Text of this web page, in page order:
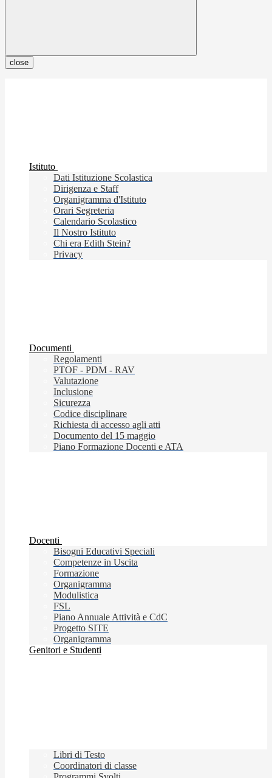
close
Istituto
Dati Istituzione Scolastica
Dirigenza e Staff
Organigramma d'Istituto
Orari Segreteria
Calendario Scolastico
Il Nostro Istituto
Chi era Edith Stein?
Privacy
Documenti
Regolamenti
PTOF - PDM - RAV
Valutazione
Inclusione
Sicurezza
Codice disciplinare
Richiesta di accesso agli atti
Documento del 15 maggio
Piano Formazione Docenti e ATA
Docenti
Bisogni Educativi Speciali
Competenze in Uscita
Formazione
Organigramma
Modulistica
FSL
Piano Annuale Attività e CdC
Progetto SITE
Organigramma
Genitori e Studenti
Libri di Testo
Coordinatori di classe